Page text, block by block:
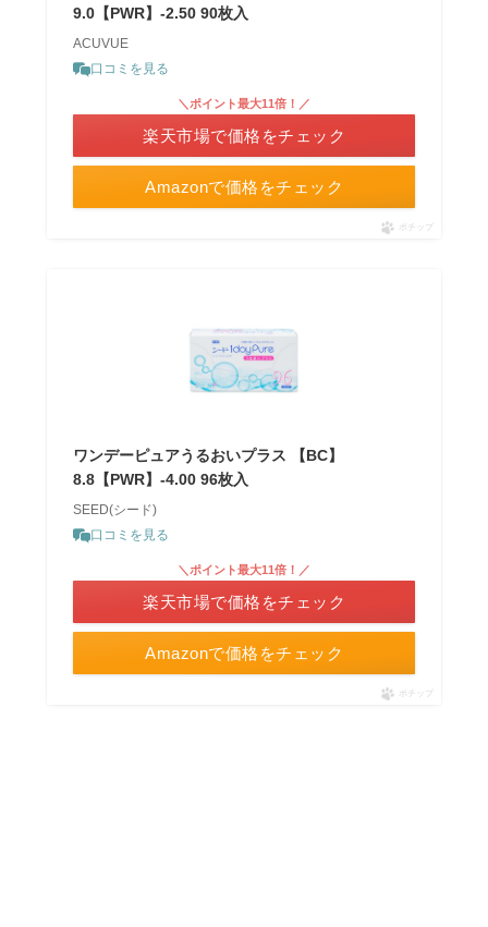
9.0【PWR】-2.50 90枚入
ACUVUE
口コミを見る
Amazonで価格をチェック
＼ポイント最大11倍！／
楽天市場で価格をチェック
ポチップ
ワンデーピュアうるおいプラス 【BC】
8.8【PWR】-4.00 96枚入
SEED(シード)
口コミを見る
Amazonで価格をチェック
＼ポイント最大11倍！／
楽天市場で価格をチェック
ポチップ